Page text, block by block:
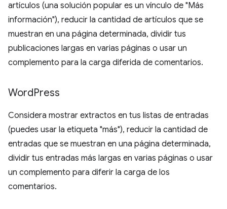
artículos (una solución popular es un vínculo de "Más
información"), reducir la cantidad de artículos que se
muestran en una página determinada, dividir tus
publicaciones largas en varias páginas o usar un
complemento para la carga diferida de comentarios.
WordPress
Considera mostrar extractos en tus listas de entradas
(puedes usar la etiqueta "más"), reducir la cantidad de
entradas que se muestran en una página determinada,
dividir tus entradas más largas en varias páginas o usar
un complemento para diferir la carga de los
comentarios.